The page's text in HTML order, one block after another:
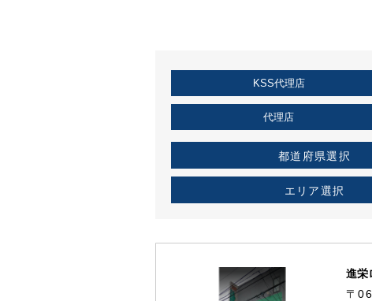
キーレックスを品番からお探しいただけます。
取扱店情報
お役立ち情報
企業様採用事例
KSS代理店
代理店
都道府県選択
エリア選択
進栄
〒